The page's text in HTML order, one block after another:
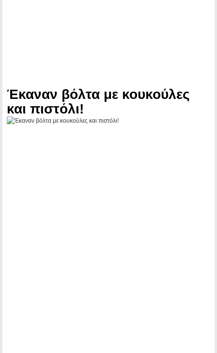
Έκαναν βόλτα με κουκούλες
και πιστόλι!